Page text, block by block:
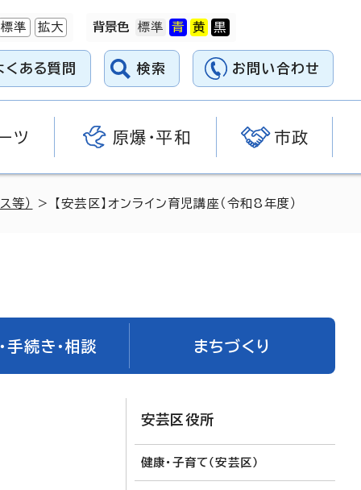
標準 拡大 背景色
くある質問 検索 お問い合わせ
ツ 原爆・平和 市政
等） > 【安芸区】オンライン育児講座（令和8年度）
手続き・相談 まちづくり
安芸区役所
健康・子育て（安芸区）